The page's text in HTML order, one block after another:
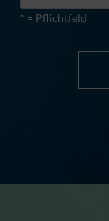
* = Pflichtfeld